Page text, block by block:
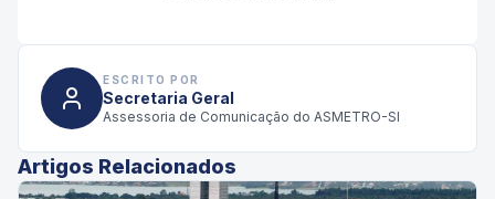
ESCRITO POR
Secretaria Geral
Assessoria de Comunicação do ASMETRO-SI
Artigos Relacionados